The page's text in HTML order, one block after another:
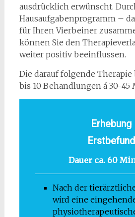
ausdrücklich erwünscht.
Hausaufgabenprogramm –
für Ihren Vierbeiner
können Sie den
weiter positiv beeinflussen.
Die darauf folgende Therapie
bis 10 Behandlungen á 30-45
Erhebung
Erstbefund
Dauer ca. 60
Nach der
wird eine